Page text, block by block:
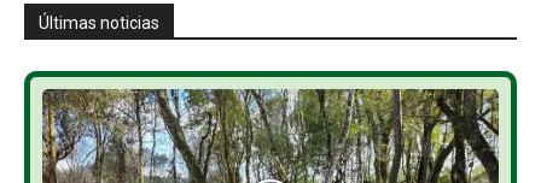
Últimas noticias